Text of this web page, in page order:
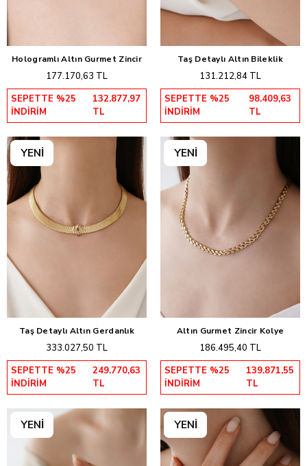
Sepete Ekle
Hologramlı Altın Gurmet Zincir
177.170,63 TL
SEPETTE %25
İNDİRİM
132.877,97
TL
Sepete Ekle
Taş Detaylı Altın Bileklik
131.212,84 TL
SEPETTE %25
İNDİRİM
98.409,63
TL
Sepete Ekle
Taş Detaylı Altın Gerdanlık
333.027,50 TL
SEPETTE %25
İNDİRİM
249.770,63
TL
Sepete Ekle
Altın Gurmet Zincir Kolye
186.495,40 TL
SEPETTE %25
İNDİRİM
139.871,55
TL